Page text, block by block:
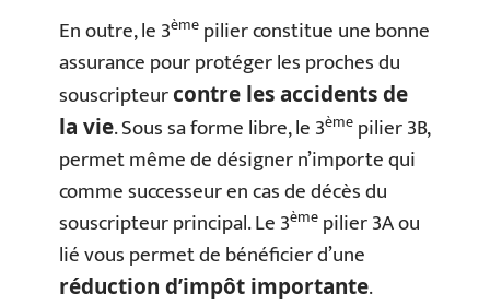
En outre, le 3ème pilier constitue une bonne
assurance pour protéger les proches du
souscripteurcontre les accidents de
la vie. Sous sa forme libre, le 3ème pilier 3B,
permet même de désigner n’importe qui
comme successeur en cas de décès du
souscripteur principal. Le 3ème pilier 3A ou
lié vous permet de bénéficier d’une
réduction d’impôt importante.